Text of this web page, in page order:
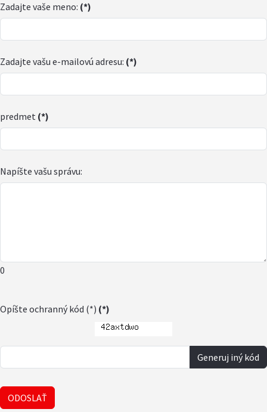
Zadajte vaše meno: (*)
Zadajte vašu e-mailovú adresu: (*)
predmet (*)
Napíšte vašu správu:
0
Opíšte ochranný kód (*) (*)
Generuj iný kód